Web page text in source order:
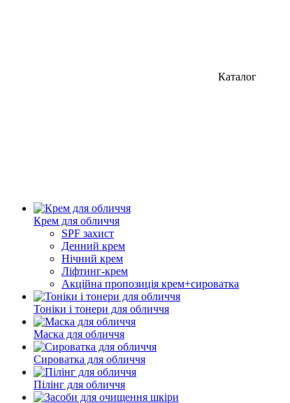
Каталог
Крем для обличчя
SPF захист
Денний крем
Нічний крем
Ліфтинг-крем
Акційна пропозиція крем+сироватка
Тоніки і тонери для обличчя
Маска для обличчя
Сироватка для обличчя
Пілінг для обличчя